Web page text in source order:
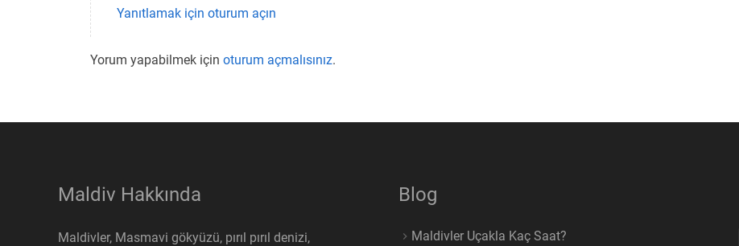
Yanıtlamak için oturum açın
Yorum yapabilmek için oturum açmalısınız.
Maldiv Hakkında
Maldivler, Masmavi gökyüzü, pırıl pırıl denizi,
Blog
Maldivler Uçakla Kaç Saat?